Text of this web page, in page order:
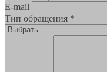
E-mail
Тип обращения *